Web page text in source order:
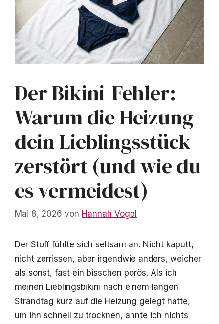
Der Bikini-Fehler:
Warum die Heizung
dein Lieblingsstück
zerstört (und wie du
es vermeidest)
Mai 8, 2026 von Hannah Vogel
Der Stoff fühlte sich seltsam an. Nicht kaputt,
nicht zerrissen, aber irgendwie anders, weicher
als sonst, fast ein bisschen porös. Als ich
meinen Lieblingsbikini nach einem langen
Strandtag kurz auf die Heizung gelegt hatte,
um ihn schnell zu trocknen, ahnte ich nichts